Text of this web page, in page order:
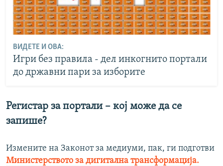
ВИДЕТЕ И ОВА:
Игри без правила - дел инкогнито портали
до државни пари за изборите
Регистар за портали – кој може да се
запише?
Измените на Законот за медиуми, пак, ги подготви
Министерството за дигитална трансформација.